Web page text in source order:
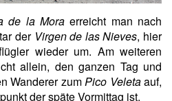
de la Mora erreicht man nach
der Virgen de las Nieves, hier
wieder um. Am weiteren
allein, den ganzen Tag und
Wanderer zumPico Veletaauf,
der späte Vormittag ist.